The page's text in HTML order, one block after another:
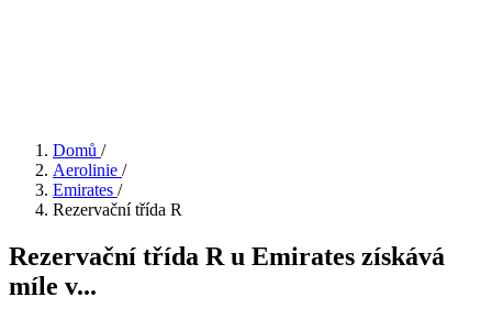
Domů /
Aerolinie /
Emirates /
Rezervační třída R
Rezervační třída R u Emirates získává
míle v...